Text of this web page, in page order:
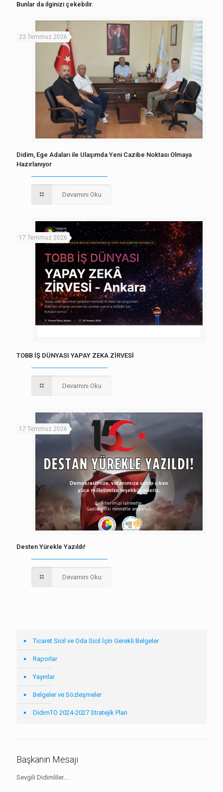
Bunlar da ilginizi çekebilir.
23 Temmuz 2026
Didim, Ege Adaları ile Ulaşımda Yeni Cazibe Noktası Olmaya
Hazırlanıyor
Devamını Oku
17 Temmuz 2026
TOBB İŞ DÜNYASI YAPAY ZEKA ZİRVESİ
Devamını Oku
17 Temmuz 2026
Desten Yürekle Yazıldı!
Devamını Oku
Ticaret Sicil ve Oda Sicil İçin Gerekli Belgeler
Raporlar
Yayınlar
Belgeler ve Sözleşmeler
DidimTO 2024-2027 Stratejik Plan
Başkanın Mesajı
Sevgili Didimliler….